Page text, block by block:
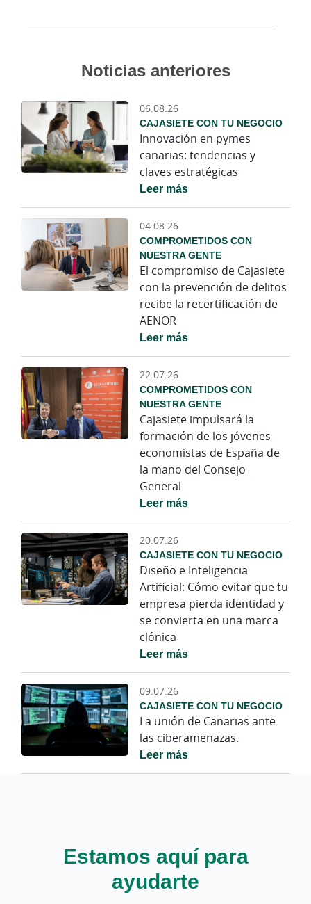
Noticias anteriores
06.08.26
CAJASIETE CON TU NEGOCIO
Innovación en pymes
canarias: tendencias y
claves estratégicas
Leer más
04.08.26
COMPROMETIDOS CON
NUESTRA GENTE
El compromiso de Cajasiete
con la prevención de delitos
recibe la recertificación de
AENOR
Leer más
22.07.26
COMPROMETIDOS CON
NUESTRA GENTE
Cajasiete impulsará la
formación de los jóvenes
economistas de España de
la mano del Consejo
General
Leer más
20.07.26
CAJASIETE CON TU NEGOCIO
Diseño e Inteligencia
Artificial: Cómo evitar que tu
empresa pierda identidad y
se convierta en una marca
clónica
Leer más
09.07.26
CAJASIETE CON TU NEGOCIO
La unión de Canarias ante
las ciberamenazas.
Leer más
Estamos aquí para
ayudarte